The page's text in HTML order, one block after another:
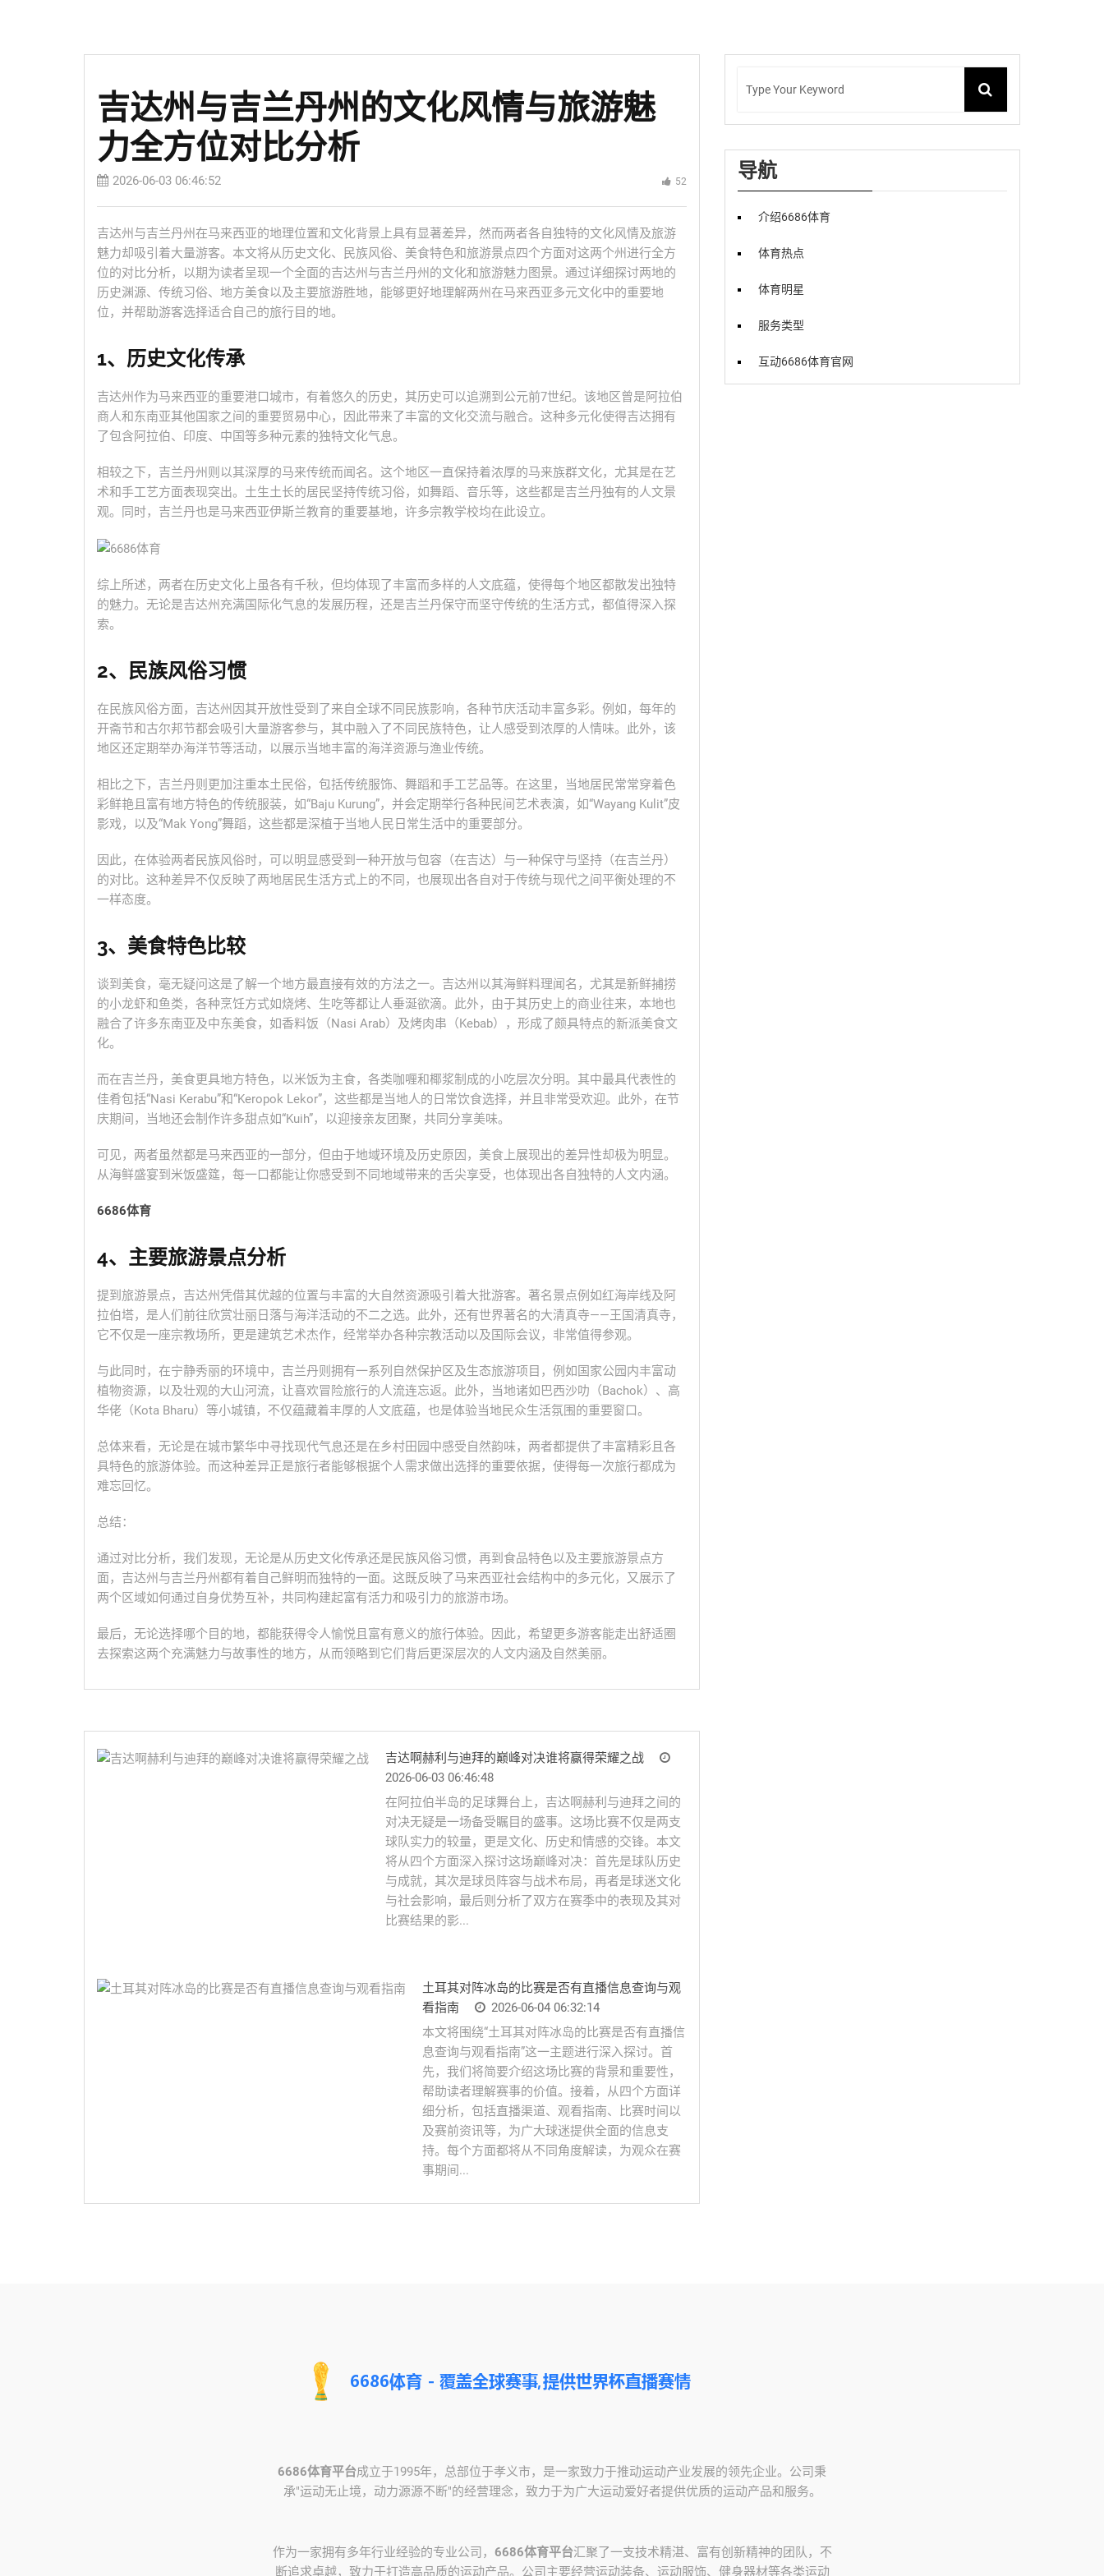
吉达州与吉兰丹州的文化风情与旅游魅
力全方位对比分析
2026-06-03 06:46:52 52
吉达州与吉兰丹州在马来西亚的地理位置和文化背景上具有显著差异，然而两者各自独特的文化风情及旅游
魅力却吸引着大量游客。本文将从历史文化、民族风俗、美食特色和旅游景点四个方面对这两个州进行全方
位的对比分析，以期为读者呈现一个全面的吉达州与吉兰丹州的文化和旅游魅力图景。通过详细探讨两地的
历史渊源、传统习俗、地方美食以及主要旅游胜地，能够更好地理解两州在马来西亚多元文化中的重要地
位，并帮助游客选择适合自己的旅行目的地。
1、历史文化传承
吉达州作为马来西亚的重要港口城市，有着悠久的历史，其历史可以追溯到公元前7世纪。该地区曾是阿拉伯
商人和东南亚其他国家之间的重要贸易中心，因此带来了丰富的文化交流与融合。这种多元化使得吉达拥有
了包含阿拉伯、印度、中国等多种元素的独特文化气息。
相较之下，吉兰丹州则以其深厚的马来传统而闻名。这个地区一直保持着浓厚的马来族群文化，尤其是在艺
术和手工艺方面表现突出。土生土长的居民坚持传统习俗，如舞蹈、音乐等，这些都是吉兰丹独有的人文景
观。同时，吉兰丹也是马来西亚伊斯兰教育的重要基地，许多宗教学校均在此设立。
综上所述，两者在历史文化上虽各有千秋，但均体现了丰富而多样的人文底蕴，使得每个地区都散发出独特
的魅力。无论是吉达州充满国际化气息的发展历程，还是吉兰丹保守而坚守传统的生活方式，都值得深入探
索。
2、民族风俗习惯
在民族风俗方面，吉达州因其开放性受到了来自全球不同民族影响，各种节庆活动丰富多彩。例如，每年的
开斋节和古尔邦节都会吸引大量游客参与，其中融入了不同民族特色，让人感受到浓厚的人情味。此外，该
地区还定期举办海洋节等活动，以展示当地丰富的海洋资源与渔业传统。
相比之下，吉兰丹则更加注重本土民俗，包括传统服饰、舞蹈和手工艺品等。在这里，当地居民常常穿着色
彩鲜艳且富有地方特色的传统服装，如“Baju Kurung”，并会定期举行各种民间艺术表演，如“Wayang Kulit”皮
影戏，以及“Mak Yong”舞蹈，这些都是深植于当地人民日常生活中的重要部分。
因此，在体验两者民族风俗时，可以明显感受到一种开放与包容（在吉达）与一种保守与坚持（在吉兰丹）
的对比。这种差异不仅反映了两地居民生活方式上的不同，也展现出各自对于传统与现代之间平衡处理的不
一样态度。
3、美食特色比较
谈到美食，毫无疑问这是了解一个地方最直接有效的方法之一。吉达州以其海鲜料理闻名，尤其是新鲜捕捞
的小龙虾和鱼类，各种烹饪方式如烧烤、生吃等都让人垂涎欲滴。此外，由于其历史上的商业往来，本地也
融合了许多东南亚及中东美食，如香料饭（Nasi Arab）及烤肉串（Kebab），形成了颇具特点的新派美食文
化。
而在吉兰丹，美食更具地方特色，以米饭为主食，各类咖喱和椰浆制成的小吃层次分明。其中最具代表性的
佳肴包括“Nasi Kerabu”和“Keropok Lekor”，这些都是当地人的日常饮食选择，并且非常受欢迎。此外，在节
庆期间，当地还会制作许多甜点如“Kuih”，以迎接亲友团聚，共同分享美味。
可见，两者虽然都是马来西亚的一部分，但由于地域环境及历史原因，美食上展现出的差异性却极为明显。
从海鲜盛宴到米饭盛筵，每一口都能让你感受到不同地域带来的舌尖享受，也体现出各自独特的人文内涵。
6686体育
4、主要旅游景点分析
提到旅游景点，吉达州凭借其优越的位置与丰富的大自然资源吸引着大批游客。著名景点例如红海岸线及阿
拉伯塔，是人们前往欣赏壮丽日落与海洋活动的不二之选。此外，还有世界著名的大清真寺——王国清真寺，
它不仅是一座宗教场所，更是建筑艺术杰作，经常举办各种宗教活动以及国际会议，非常值得参观。
与此同时，在宁静秀丽的环境中，吉兰丹则拥有一系列自然保护区及生态旅游项目，例如国家公园内丰富动
植物资源，以及壮观的大山河流，让喜欢冒险旅行的人流连忘返。此外，当地诸如巴西沙叻（Bachok）、高
华佬（Kota Bharu）等小城镇，不仅蕴藏着丰厚的人文底蕴，也是体验当地民众生活氛围的重要窗口。
总体来看，无论是在城市繁华中寻找现代气息还是在乡村田园中感受自然韵味，两者都提供了丰富精彩且各
具特色的旅游体验。而这种差异正是旅行者能够根据个人需求做出选择的重要依据，使得每一次旅行都成为
难忘回忆。
总结：
通过对比分析，我们发现，无论是从历史文化传承还是民族风俗习惯，再到食品特色以及主要旅游景点方
面，吉达州与吉兰丹州都有着自己鲜明而独特的一面。这既反映了马来西亚社会结构中的多元化，又展示了
两个区域如何通过自身优势互补，共同构建起富有活力和吸引力的旅游市场。
最后，无论选择哪个目的地，都能获得令人愉悦且富有意义的旅行体验。因此，希望更多游客能走出舒适圈
去探索这两个充满魅力与故事性的地方，从而领略到它们背后更深层次的人文内涵及自然美丽。
吉达啊赫利与迪拜的巅峰对决谁将赢得荣耀之战
2026-06-03 06:46:48
在阿拉伯半岛的足球舞台上，吉达啊赫利与迪拜之间的
对决无疑是一场备受瞩目的盛事。这场比赛不仅是两支
球队实力的较量，更是文化、历史和情感的交锋。本文
将从四个方面深入探讨这场巅峰对决：首先是球队历史
与成就，其次是球员阵容与战术布局，再者是球迷文化
与社会影响，最后则分析了双方在赛季中的表现及其对
比赛结果的影...
土耳其对阵冰岛的比赛是否有直播信息查询与观
看指南
2026-06-04 06:32:14
本文将围绕“土耳其对阵冰岛的比赛是否有直播信
息查询与观看指南”这一主题进行深入探讨。首
先，我们将简要介绍这场比赛的背景和重要性，
帮助读者理解赛事的价值。接着，从四个方面详
细分析，包括直播渠道、观看指南、比赛时间以
及赛前资讯等，为广大球迷提供全面的信息支
持。每个方面都将从不同角度解读，为观众在赛
事期间...
导航
介绍6686体育
体育热点
体育明星
服务类型
互动6686体育官网
6686体育平台成立于1995年，总部位于孝义市，是一家致力于推动运动产业发展的领先企业。公司秉
承"运动无止境，动力源源不断"的经营理念，致力于为广大运动爱好者提供优质的运动产品和服务。
作为一家拥有多年行业经验的专业公司， 6686体育平台汇聚了一支技术精湛、富有创新精神的团队，不
断追求卓越，致力于打造高品质的运动产品。公司主要经营运动装备、运动服饰、健身器材等各类运动